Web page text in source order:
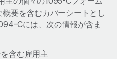
・管理
要を含むカバーシートとし
Cには、次の情報が含ま
含む雇用主